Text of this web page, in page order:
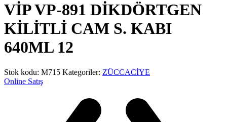
VİP VP-891 DİKDÖRTGEN
KİLİTLİ CAM S. KABI
640ML 12
Stok kodu: M715 Kategoriler: ZÜCCACİYE
Online Satış